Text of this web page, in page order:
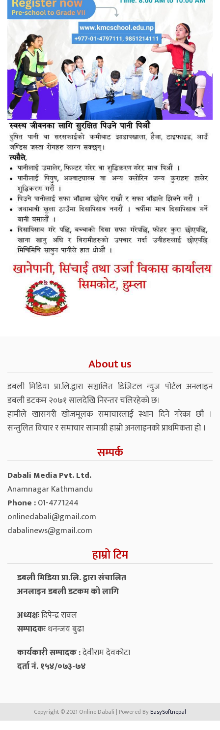
About us
डबली मिडिया प्रा.लि.द्वारा सञ्चालित डिजिटल न्युज पोर्टल अनलाइन
डबली डटकम २०७१ सालदेखि निरन्तर चलिरहेको छ।
हामीले खासगरी खोजमूलक समाचारलाई स्थान दिने गरेका छौं ।
सन्तुलित विचार र समाचार सामाग्री हाम्रो अनलाइनको प्राथमिकता हो ।
सम्पर्क
Dabali Media Pvt. Ltd.
Anamnagar Kathmandu
Phone :01-4771244
onlinedabali@gmail.com
dabalinews@gmail.com
हाम्रो टिम
डबली मिडिया प्रा.लि. द्वारा संचालित
अनलाइन डबली डटकम को लागि
अध्यक्षःदिपेन्द्र रावल
सम्पादकःधनन्‍जय बुढा
कार्यकारी सम्पादक :देवीराम देवकोटा
दर्ता नं. १५४/०७३-७४
Copyright © 2021 Online Dabali | Powered ByEasySoftnepal